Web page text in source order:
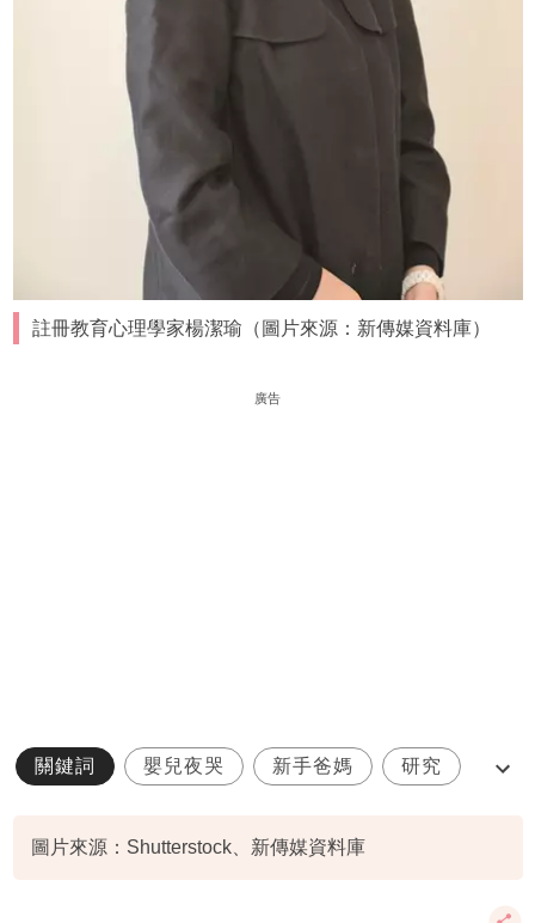
註冊教育心理學家楊潔瑜（圖片來源：新傳媒資料庫）
廣告
關鍵詞 嬰兒夜哭 新手爸媽 研究
圖片來源：Shutterstock、新傳媒資料庫